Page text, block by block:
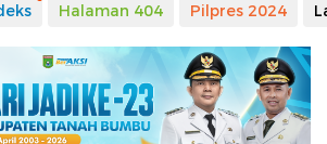
Halaman 404 Pilpres 2024